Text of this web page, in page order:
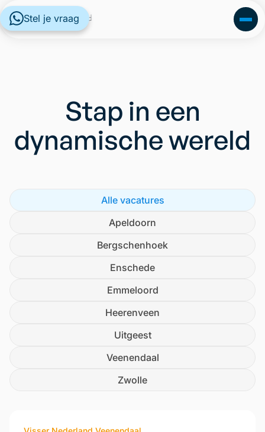
Stap in een
dynamische wereld
Alle vacatures
Apeldoorn
Bergschenhoek
Enschede
Emmeloord
Heerenveen
Uitgeest
Veenendaal
Zwolle
Stel je vraag